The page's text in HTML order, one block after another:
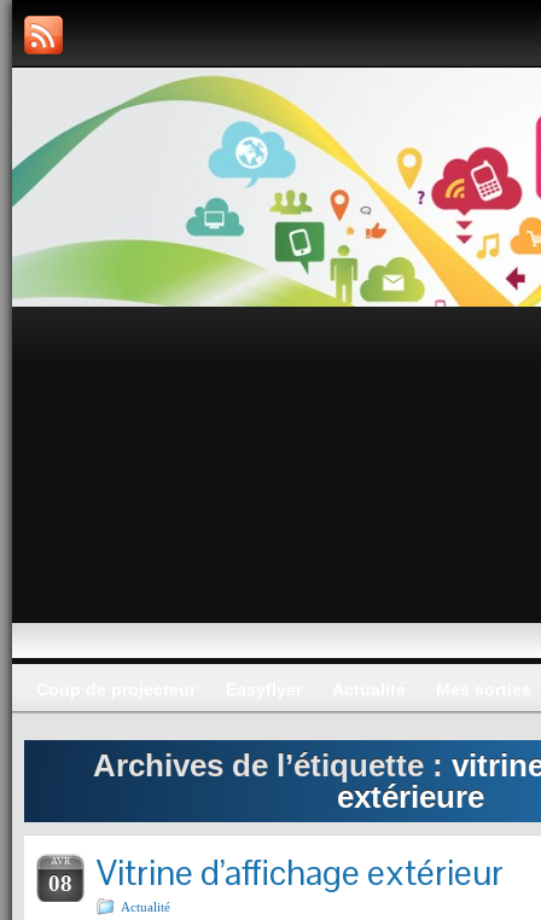
Archives de l’étiquette :
extérieure
AVR
08 Vitrine d’affichage extérieur
Actualité